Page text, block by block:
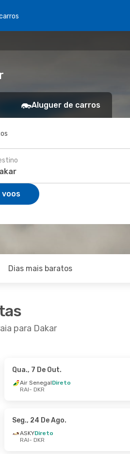
Aluguer de carros
voos
Dias mais baratos
para Dakar
Qua., 7 De Out.
Air SenegalDireto
RAI- DKR
Seg., 24 De Ago.
ASKYDireto
RAI- DKR